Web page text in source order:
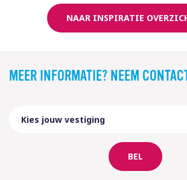
NAAR INSPIRATIE
MEER INFORMATIE? NEEM
BEL